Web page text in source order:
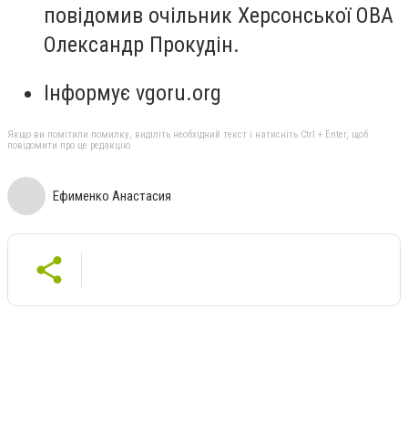
повідомив очільник Херсонської ОВА
Олександр Прокудін.
Інформує vgoru.org
Якщо ви помітили помилку, виділіть необхідний текст і натисніть Ctrl + Enter, щоб
повідомити про це редакцію
Ефименко Анастасия